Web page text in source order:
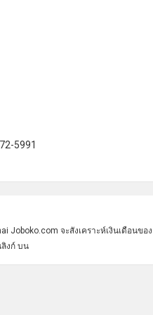
5991
Joboko.com จะสังเคราะห์เงินเดือนขอ
งก์ บน